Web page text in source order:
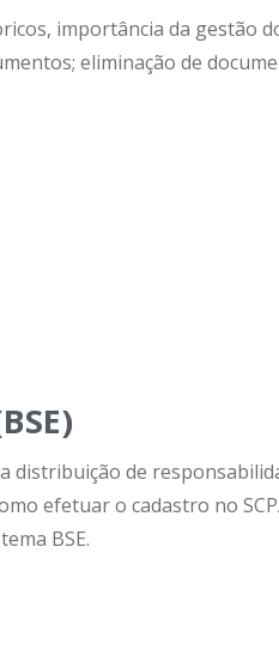
importância da gestão
eliminação de
distribuição de
efetuar o cadastro no
BSE.